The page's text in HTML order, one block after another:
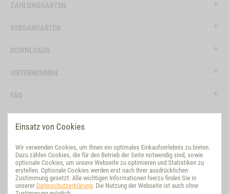
Einsatz von Cookies
Wir verwenden Cookies, um Ihnen ein optimales Einkaufserlebnis zu bieten.
Dazu zählen Cookies, die für den Betrieb der Seite notwendig sind, sowie
optionale Cookies, um unsere Webseite zu optimieren und Statistiken zu
erstellen. Optionale Cookies werden erst nach Ihrer ausdrücklichen
Zustimmung gesetzt. Alle wichtigen Informationen hierzu finden Sie in
unserer Datenschutzerklärung. Die Nutzung der Webseite ist auch ohne
ZAHLUNGSARTEN
VERSANDARTEN
DOWNLOADS
UNTERNEHMEN
FAQ
SOCIAL MEDIA
BEWERTUNG